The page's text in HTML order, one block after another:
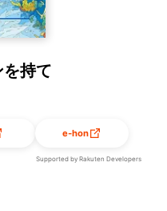
持て
e-hon
Supported by Rakuten Developers